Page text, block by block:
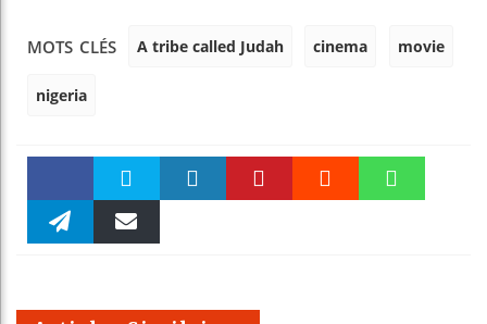
MOTS CLÉS A tribe called Judah cinema movie
nigeria
Faceboo Twitter
m